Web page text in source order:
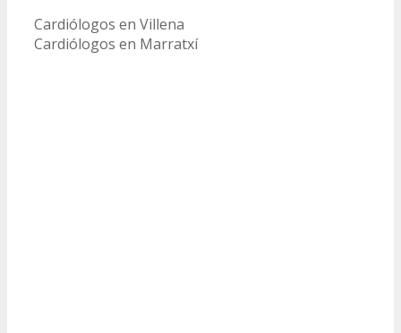
Cardiólogos en Villena
Cardiólogos en Marratxí